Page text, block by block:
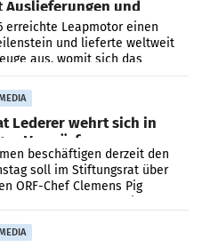
Auslieferungen und
die 100.000er-Marke
erreichte Leapmotor einen
und lieferte weltweit
aus, womit sich das
Juli 2025 mehr als
Lederer wehrt sich in
Vorwürfe
beschäftigen derzeit den
soll im Stiftungsrat über
ORF-Chef Clemens Pig